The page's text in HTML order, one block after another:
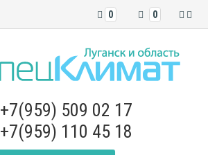
0
0
+7(959) 509 02 17
+7(959) 110 45 18